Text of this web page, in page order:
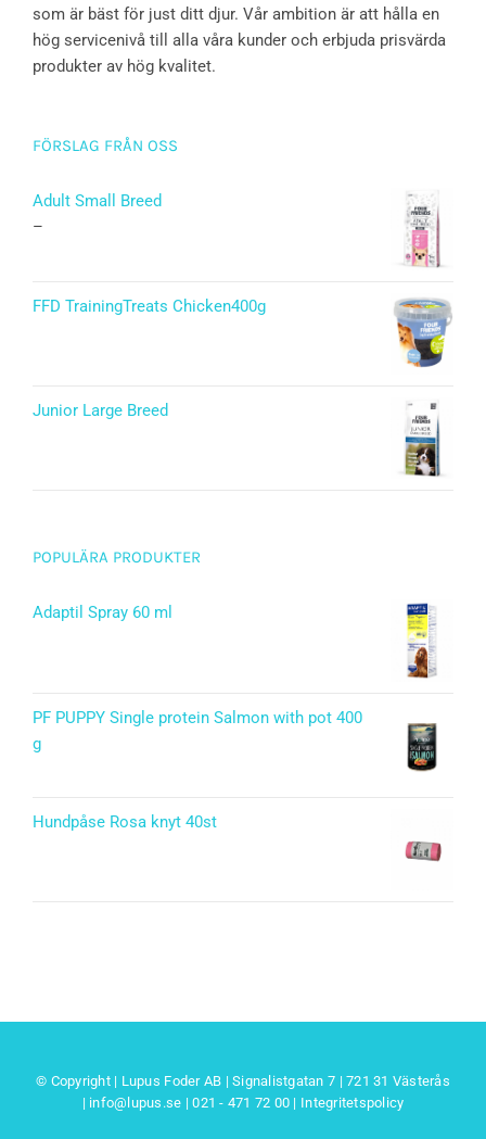
som är bäst för just ditt djur. Vår ambition är att hålla en
hög servicenivå till alla våra kunder och erbjuda prisvärda
produkter av hög kvalitet.
FÖRSLAG FRÅN OSS
Adult Small Breed
–
FFD TrainingTreats Chicken400g
Junior Large Breed
POPULÄRA PRODUKTER
Adaptil Spray 60 ml
PF PUPPY Single protein Salmon with pot 400
g
Hundpåse Rosa knyt 40st
© Copyright | Lupus Foder AB | Signalistgatan 7 | 721 31 Västerås
| info@lupus.se | 021 - 471 72 00 | Integritetspolicy